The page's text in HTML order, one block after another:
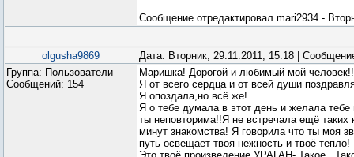
Сообщение отредактировал mari2934 -
olgusha9869
Дата: Вторник, 29.11.2011, 15:18 |
Группа: Пользователи
Сообщений: 154
Маришка! Дорогой и любимый мой
Я от всего сердца и от всей души
Я опоздала,но всё же!
Я о тебе думала в этот день и желала
ты неповторима!!Я не встречала ещё
минут знакомства! Я говорила что ты моя
путь освещает твоя нежность и твоё